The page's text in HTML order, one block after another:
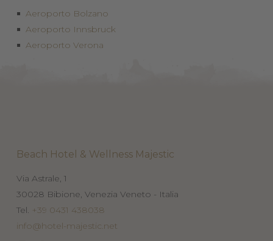
Aeroporto Bolzano
Aeroporto Innsbruck
Aeroporto Verona
Beach Hotel & Wellness Majestic
Via Astrale, 1
30028 Bibione, Venezia Veneto - Italia
Tel. +39 0431 438038
info@hotel-majestic.net